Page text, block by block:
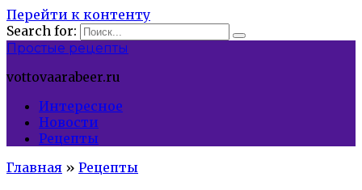
Перейти к контенту
Search for:
Простые рецепты
vottovaarabeer.ru
Интересное
Новости
Рецепты
Главная » Рецепты